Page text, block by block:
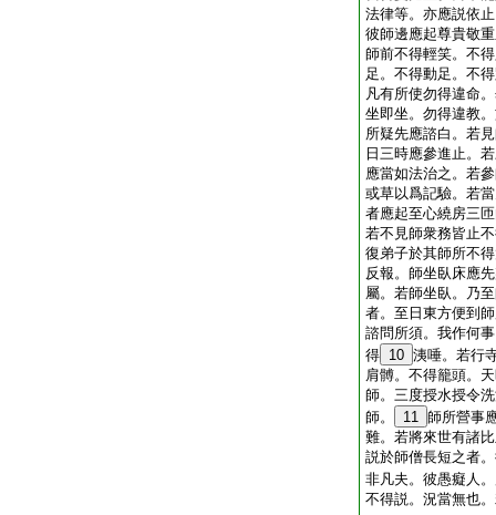
法律等。亦應説依
彼師邊應起尊貴敬
師前不得輕笑。不
足。不得動足。不
凡有所使勿得違命
坐即坐。勿得違教
所疑先應諮白。若
日三時應參進止。
應當如法治之。若
或草以爲記驗。若
者應起至心繞房三
若不見師衆務皆止
復弟子於其師所不
反報。師坐臥床應
屬。若師坐臥。乃
者。至日東方便到
諮問所須。我作何
得 10 洟唾。若行
肩髆。不得籠頭。
師。三度授水授令
師。
11 師所營事
難。若將來世有諸
説於師僧長短之者
非凡夫。彼愚癡人
不得説。況當無也